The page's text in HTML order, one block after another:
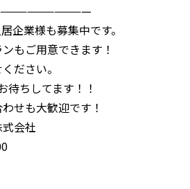
企業様も募集中です。
もご用意できます！
ださい。
待ちしてます！！
せも大歓迎です！
会社